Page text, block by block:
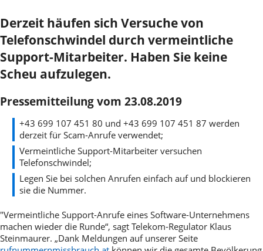
Derzeit häufen sich Versuche von
Telefonschwindel durch vermeintliche
Support-Mitarbeiter. Haben Sie keine
Scheu aufzulegen.
Pressemitteilung vom 23.08.2019
+43 699 107 451 80 und +43 699 107 451 87 werden
derzeit für Scam-Anrufe verwendet;
Vermeintliche Support-Mitarbeiter versuchen
Telefonschwindel;
Legen Sie bei solchen Anrufen einfach auf und blockieren
sie die Nummer.
"Vermeintliche Support-Anrufe eines Software-Unternehmens
machen wieder die Runde“, sagt Telekom-Regulator Klaus
Steinmaurer. „Dank Meldungen auf unserer Seite